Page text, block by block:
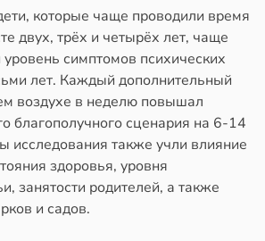
которые чаще проводили время
двух, трёх и четырёх лет, чаще
симптомов психических
лет. Каждый дополнительный
воздухе в неделю повышал
благополучного сценария на 6-14
исследования также учли влияние
здоровья, уровня
занятости родителей, а также
и садов.